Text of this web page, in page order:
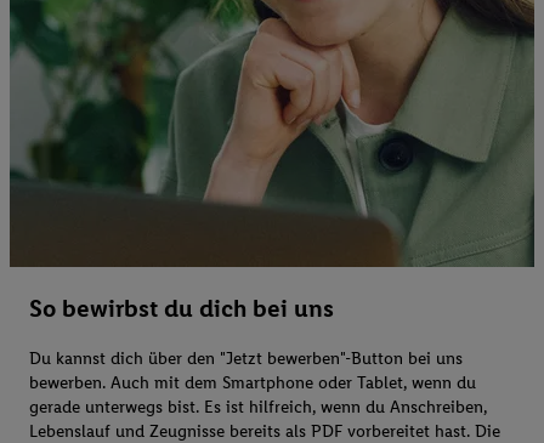
So bewirbst du dich bei uns
Du kannst dich über den "Jetzt bewerben"-Button bei uns
bewerben. Auch mit dem Smartphone oder Tablet, wenn du
gerade unterwegs bist. Es ist hilfreich, wenn du Anschreiben,
Lebenslauf und Zeugnisse bereits als PDF vorbereitet hast. Die